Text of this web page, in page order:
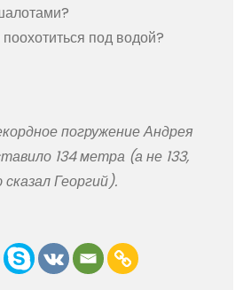
под водой?
погружение Андрея
134 метра (а не 133,
Георгий).